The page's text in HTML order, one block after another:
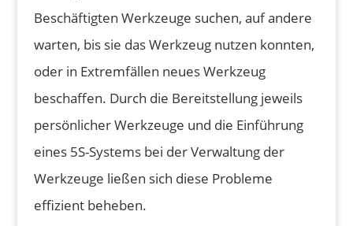
Beschäftigten Werkzeuge suchen, auf andere
warten, bis sie das Werkzeug nutzen konnten,
oder in Extremfällen neues Werkzeug
beschaffen. Durch die Bereitstellung jeweils
persönlicher Werkzeuge und die Einführung
eines 5S-Systems bei der Verwaltung der
Werkzeuge ließen sich diese Probleme
effizient beheben.